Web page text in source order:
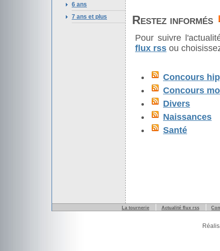
6 ans
7 ans et plus
Restez informés
Pour suivre
flux rss ou
Concours
Concours
Divers
Naissances
Santé
La tournerie Actualité flux rss